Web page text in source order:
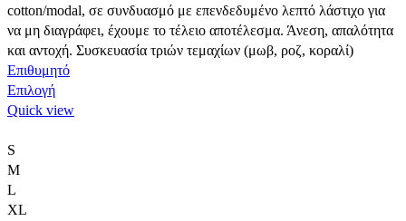
cotton/modal, σε συνδυασμό με επενδεδυμένο λεπτό λάστιχο για
να μη διαγράφει, έχουμε το τέλειο αποτέλεσμα. Άνεση, απαλότητα
και αντοχή. Συσκευασία τριών τεμαχίων (μωβ, ροζ, κοραλί)
Επιθυμητό
ΕπιλογήΑυτό
το
Quick view
S
M
L
XL